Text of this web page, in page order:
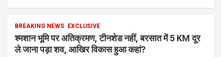
BREAKING NEWS EXCLUSIVE
श्मशान भूमि पर अतिक्रमण, टीनशेड नहीं, बरसात में 5 KM दूर
ले जाना पड़ा शव, आखिर विकास हुआ कहां?